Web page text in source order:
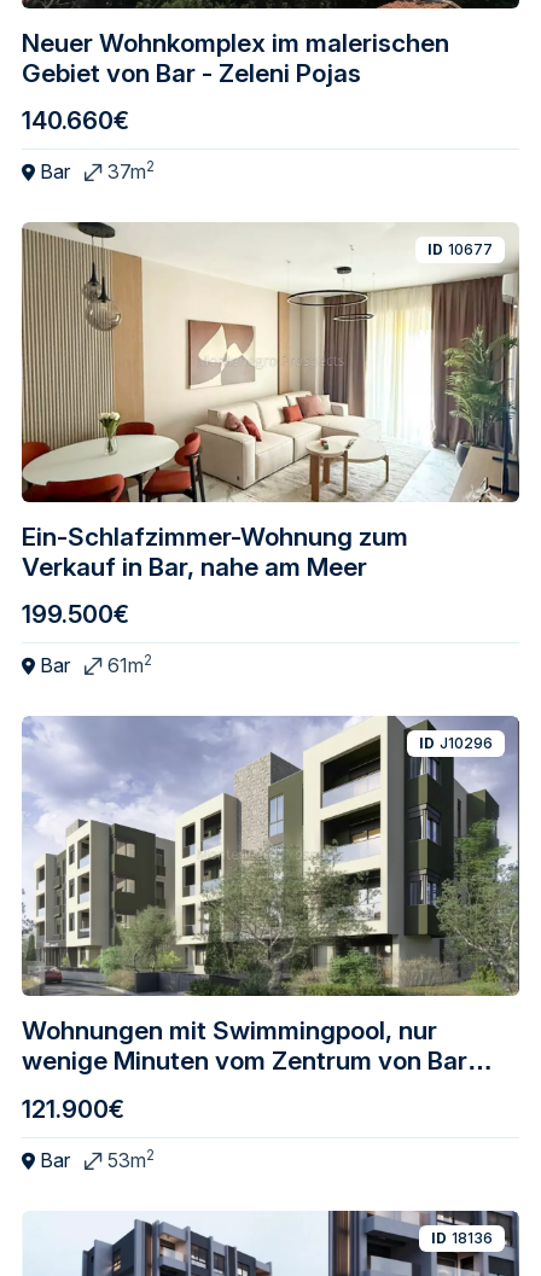
Neuer Wohnkomplex im malerischen
Gebiet von Bar - Zeleni Pojas
140.660€
Bar 37m2
Ein-Schlafzimmer-Wohnung zum
Verkauf in Bar, nahe am Meer
ID 10677
199.500€
Bar 61m2
Wohnungen mit Swimmingpool, nur
wenige Minuten vom Zentrum von Bar
ID J10296
121.900€
Bar 53m2
ID 18136